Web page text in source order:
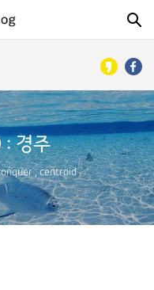
경주
,centroid